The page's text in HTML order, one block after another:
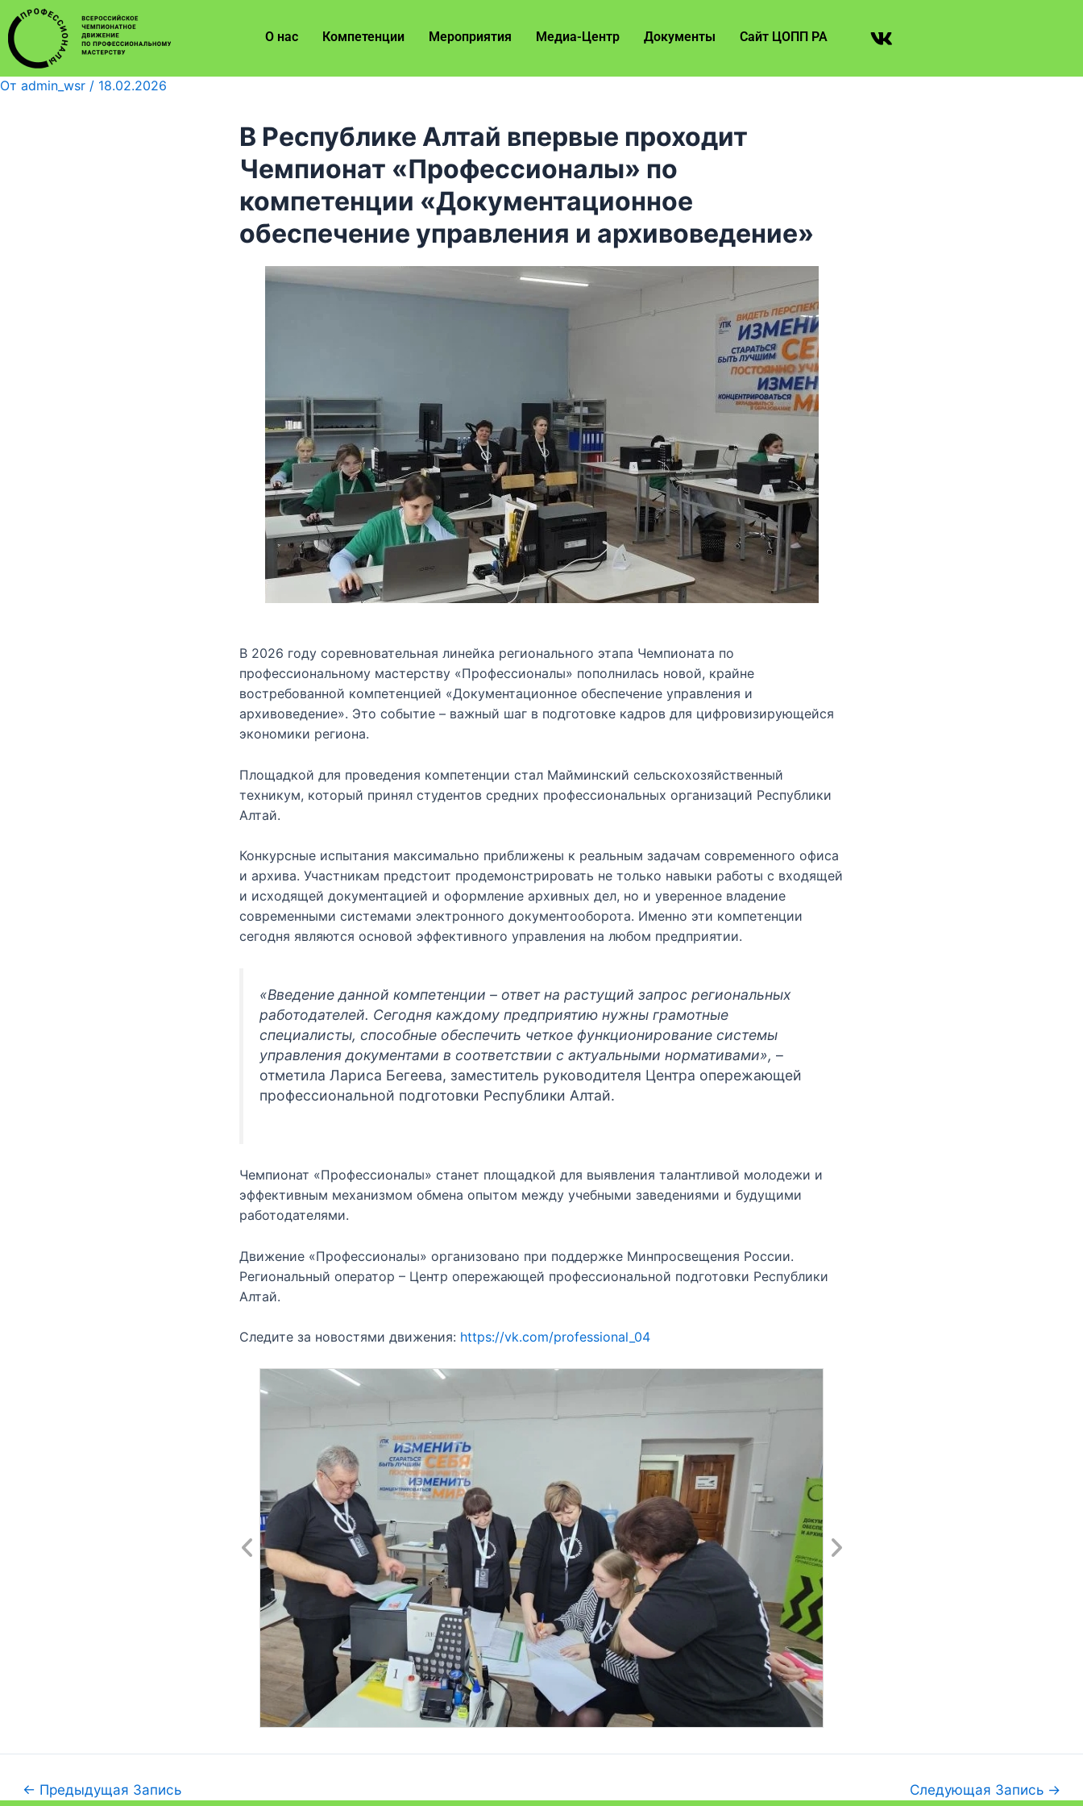
О нас Компетенции Мероприятия Медиа-Центр Документы Сайт ЦОПП РА
От admin_wsr / 18.02.2026
В Республике Алтай впервые проходит
Чемпионат «Профессионалы» по
компетенции «Документационное
обеспечение управления и архивоведение»
В 2026 году соревновательная линейка регионального этапа Чемпионата по
профессиональному мастерству «Профессионалы» пополнилась новой, крайне
востребованной компетенцией «Документационное обеспечение управления и
архивоведение». Это событие – важный шаг в подготовке кадров для цифровизирующейся
экономики региона.
Площадкой для проведения компетенции стал Майминский сельскохозяйственный
техникум, который принял студентов средних профессиональных организаций Республики
Алтай.
Конкурсные испытания максимально приближены к реальным задачам современного офиса
и архива. Участникам предстоит продемонстрировать не только навыки работы с входящей
и исходящей документацией и оформление архивных дел, но и уверенное владение
современными системами электронного документооборота. Именно эти компетенции
сегодня являются основой эффективного управления на любом предприятии.
«Введение данной компетенции – ответ на растущий запрос региональных
работодателей. Сегодня каждому предприятию нужны грамотные
специалисты, способные обеспечить четкое функционирование системы
управления документами в соответствии с актуальными нормативами», –
отметила Лариса Бегеева, заместитель руководителя Центра опережающей
профессиональной подготовки Республики Алтай.
Чемпионат «Профессионалы» станет площадкой для выявления талантливой молодежи и
эффективным механизмом обмена опытом между учебными заведениями и будущими
работодателями.
Движение «Профессионалы» организовано при поддержке Минпросвещения России.
Региональный оператор – Центр опережающей профессиональной подготовки Республики
Алтай.
Следите за новостями движения: https://vk.com/professional_04
← Предыдущая Запись Следующая Запись →